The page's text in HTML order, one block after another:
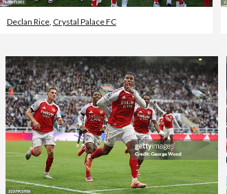
Declan Rice, Crystal Palace FC